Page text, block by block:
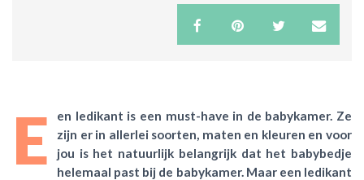
E
en ledikant is een must-have in de babykamer. Ze
zijn er in allerlei soorten, maten en kleuren en voor
jou is het natuurlijk belangrijk dat het babybedje
helemaal past bij de babykamer. Maar een ledikant